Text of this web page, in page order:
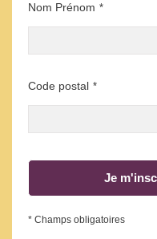
Nom Prénom *
Code postal *
Je
* Champs obligatoires